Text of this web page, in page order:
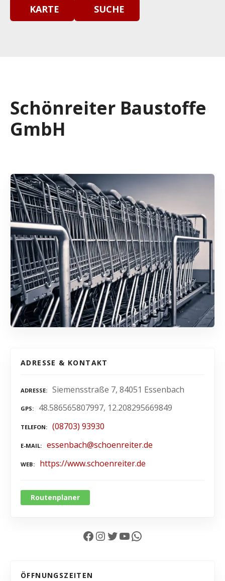
KARTE SUCHE
Schönreiter Baustoffe
GmbH
ADRESSE & KONTAKT
ADRESSE Siemensstraße 7, 84051 Essenbach
GPS 48.586565807997, 12.208295669849
TELEFON (08703) 93930
E-MAIL essenbach@schoenreiter.de
WEB https://www.schoenreiter.de
Routenplaner
Facebook InstagramTwitter YouTube WhatsApp
ÖFFNUNGSZEITEN